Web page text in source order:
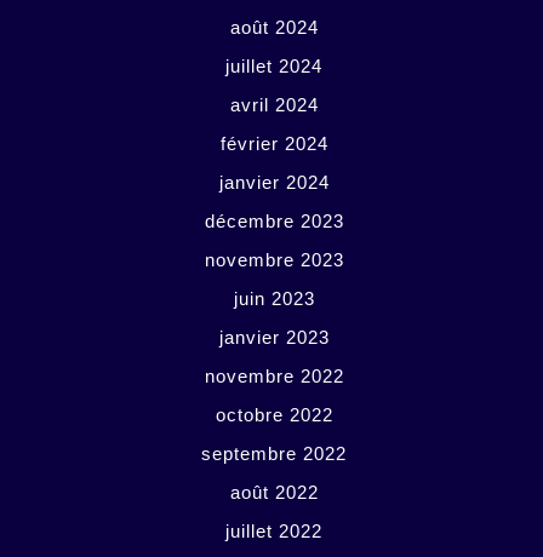
août 2024
juillet 2024
avril 2024
février 2024
janvier 2024
décembre 2023
novembre 2023
juin 2023
janvier 2023
novembre 2022
octobre 2022
septembre 2022
août 2022
juillet 2022